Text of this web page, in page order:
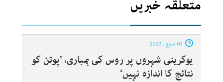
متعلقہ خبریں
یوکرینی شہروں پر روس کی بمباری، ’پوتن کو
نتائج کا اندازہ نہیں‘